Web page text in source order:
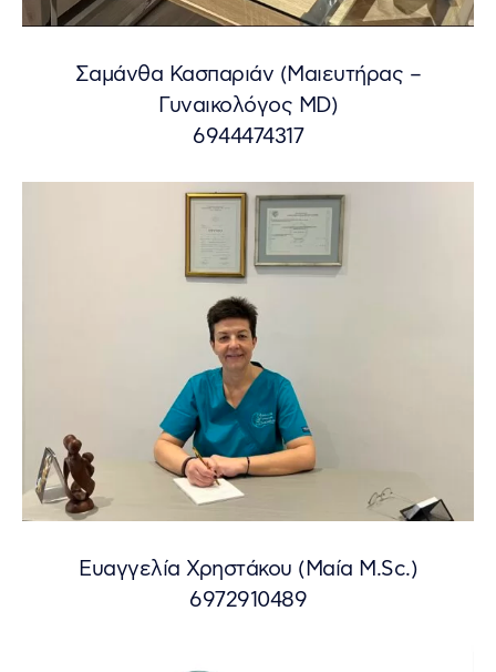
Σαμάνθα Κασπαριάν (Μαιευτήρας –
Γυναικολόγος MD)
6944474317
Ευαγγελία Χρηστάκου (Μαία M.Sc.)
6972910489